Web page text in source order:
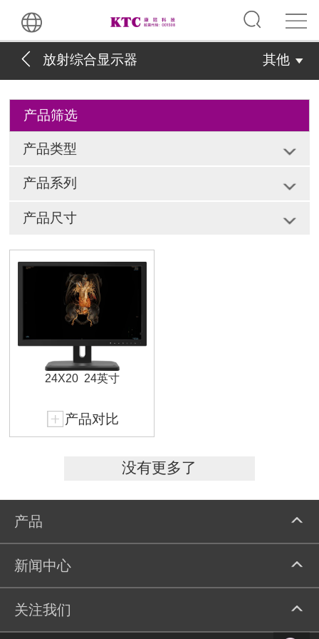
放射综合显示器 其他
产品筛选
产品类型
产品系列
产品尺寸
24X20 24英寸
产品对比
没有更多了
产品
新闻中心
关注我们